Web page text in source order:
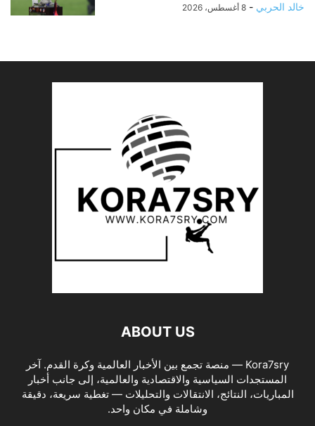
خالد الحربي - 8 أغسطس، 2026
ABOUT US
Kora7sry — منصة تجمع بين الأخبار العالمية وكرة القدم. آخر
المستجدات السياسية والاقتصادية والعالمية، إلى جانب أخبار
المباريات، النتائج، الانتقالات والتحليلات — تغطية سريعة، دقيقة
وشاملة في مكان واحد.